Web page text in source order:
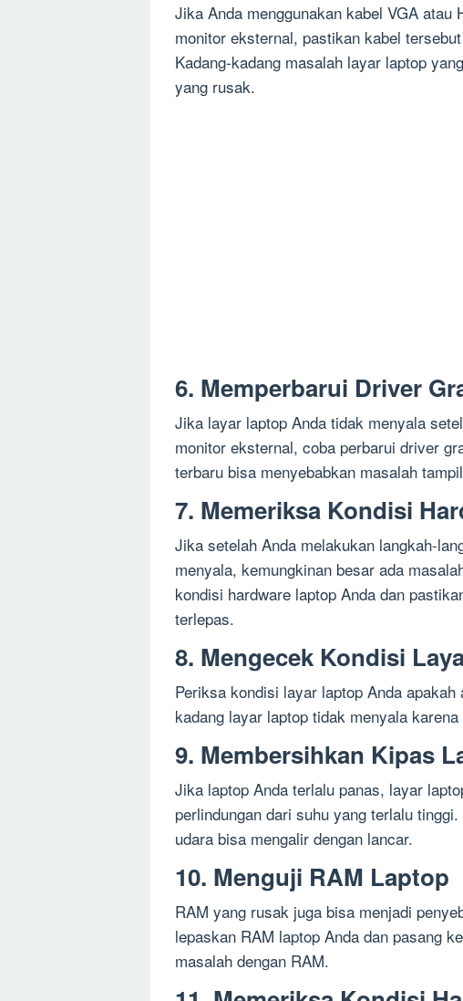
Jika Anda menggunakan kabel VGA atau
monitor eksternal, pastikan kabel
Kadang-kadang masalah layar laptop
yang rusak.
6. Memperbarui Driver
Jika layar laptop Anda tidak menyala
monitor eksternal, coba perbarui driver
terbaru bisa menyebabkan masalah
7. Memeriksa Kondisi
Jika setelah Anda melakukan langkah-
menyala, kemungkinan besar ada
kondisi hardware laptop Anda dan
terlepas.
8. Mengecek Kondisi
Periksa kondisi layar laptop Anda
kadang layar laptop tidak menyala
9. Membersihkan Kipas
Jika laptop Anda terlalu panas, layar
perlindungan dari suhu yang terlalu
udara bisa mengalir dengan lancar.
10. Menguji RAM Laptop
RAM yang rusak juga bisa menjadi
lepaskan RAM laptop Anda dan pasang
masalah dengan RAM.